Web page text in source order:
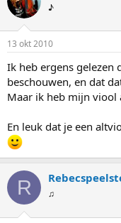
♪
13 okt 2010
Ik heb ergens gelezen
beschouwen, en dat
Maar ik heb mijn
En leuk dat je een
R ♫